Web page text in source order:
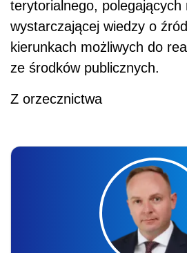
terytorialnego, polegających
wystarczającej wiedzy o
kierunkach możliwych do
ze środków publicznych.
Z orzecznictwa